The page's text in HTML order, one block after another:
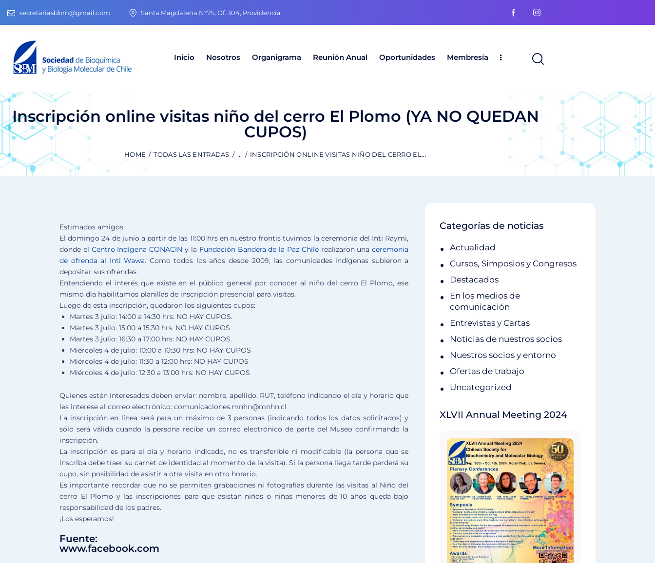
secretariasbbm@gmail.com Santa Magdalena N°75, Of. 304, Providencia
Inicio Nosotros Organigrama Reunión Anual Oportunidades Membresía
Inscripción online visitas niño del cerro El Plomo (YA NO QUEDAN
CUPOS)
HOME TODAS LAS ENTRADAS ... INSCRIPCIÓN ONLINE VISITAS NIÑO DEL CERRO EL...
Estimados amigos:
Eldomingo 24 de junio a partir de las 11:00 hrs en nuestro frontis tuvimos la ceremonia del Inti Raymi,
donde el Centro Indígena CONACIN y la Fundación Bandera de la Paz Chilerealizaron unaceremonia
de ofrenda al Inti Wawa. Como todos los años desde 2009, las comunidades indígenas subieron a
depositar sus ofrendas.
Entendiendo el interés que existe en el público general por conocer al niño del cerro El Plomo, ese
mismo día habilitamos planillas de inscripción presencial para visitas.
Luego de esta inscripción, quedaron los siguientes cupos:
Martes 3 julio: 14:00 a 14:30 hrs: NO HAY CUPOS.
Martes 3 julio: 15:00 a 15:30 hrs: NO HAY CUPOS.
Martes 3 julio: 16:30 a 17:00 hrs: NO HAY CUPOS.
Miércoles 4 de julio: 10:00 a 10:30 hrs: NO HAY CUPOS
Miércoles 4 de julio: 11:30 a 12:00 hrs: NO HAY CUPOS
Miércoles 4 de julio: 12:30 a 13:00 hrs: NO HAY CUPOS
Quienes estén interesados deben enviar: nombre, apellido, RUT, teléfono indicando el día y horario que
les interese al correo electrónico: comunicaciones.mnhn@mnhn.cl
La inscripción en línea será para un máximo de 3 personas (indicando todos los datos solicitados) y
sólo será válida cuando la persona reciba un correo electrónico de parte del Museo confirmando la
inscripción.
La inscripción es para el día y horario indicado, no es transferible ni modificable (la persona que se
inscriba debe traer su carnet de identidad al momento de la visita). Si la persona llega tarde perderá su
cupo, sin posibilidad de asistir a otra visita en otro horario.
Es importante recordar que no se permiten grabaciones ni fotografías durante las visitas al Niño del
cerro El Plomo y las inscripciones para que asistan niños o niñas menores de 10 años queda bajo
responsabilidad de los padres.
¡Los esperamos!
Fuente:
www.facebook.com
Categorías de noticias
Actualidad
Cursos, Simposios y Congresos
Destacados
En los medios de
comunicación
Entrevistas y Cartas
Noticias de nuestros socios
Nuestros socios y entorno
Ofertas de trabajo
Uncategorized
XLVII Annual Meeting 2024